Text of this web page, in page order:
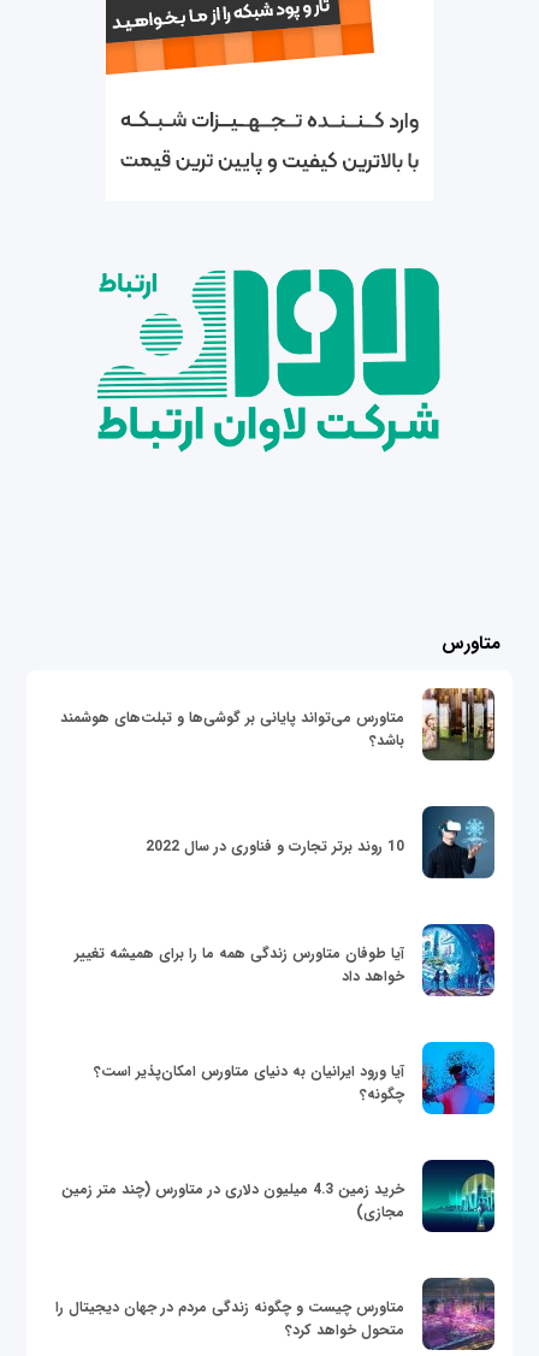
متاورس
متاورس می‌تواند پایانی بر گوشی‌ها و تبلت‌های هوشمند
باشد؟
10 روند برتر تجارت و فناوری در سال 2022
آیا طوفان متاورس زندگی همه ما را برای همیشه تغییر
خواهد داد
آیا ورود ایرانیان به دنیای متاورس امکان‌پذیر است؟
چگونه؟
خرید زمین 4.3 میلیون دلاری در متاورس (چند متر زمین
مجازی)
متاورس چیست و چگونه زندگی مردم در جهان دیجیتال را
متحول خواهد کرد؟